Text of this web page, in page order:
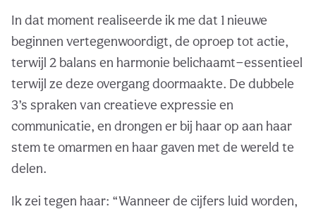
In dat moment realiseerde ik me dat 1 nieuwe
beginnen vertegenwoordigt, de oproep tot actie,
terwijl 2 balans en harmonie belichaamt—essentieel
terwijl ze deze overgang doormaakte. De dubbele
3’s spraken van creatieve expressie en
communicatie, en drongen er bij haar op aan haar
stem te omarmen en haar gaven met de wereld te
delen.
Ik zei tegen haar: “Wanneer de cijfers luid worden,